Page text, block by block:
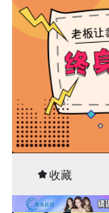
00:00/33:30
收藏